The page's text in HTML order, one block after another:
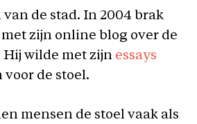
de stad. In 2004 brak
zijn online blog over de
Hij wilde met zijn essays
voor de stoel.
mensen de stoel vaak als